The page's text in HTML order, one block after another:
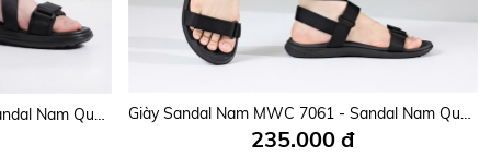
Giày Sandal Nam MWC 7123 - Sandal Nam Quai Ngang Chéo Phối Lót Dán Thanh Lịch Đi Học, Đi Làm, Bền Đẹp, Thời Trang.
Giày Sandal Nam MWC 7059 - Sandal Nam 2 Quai Ngang Phối Lót Dán Thanh Lịch Đi Học, Đi Làm, Sandal Nam Kiểu Dáng Streetwear Năng Động, Trẻ Trung. Giày Sandal Nam MWC 7061 - Sandal Nam Quai Ngang Chéo Phối Lót Dán Thời Trang, Sandal Nam Đi Học, Đi Làm Công Sở Năng Động, Trẻ Trung.
235.000 đ